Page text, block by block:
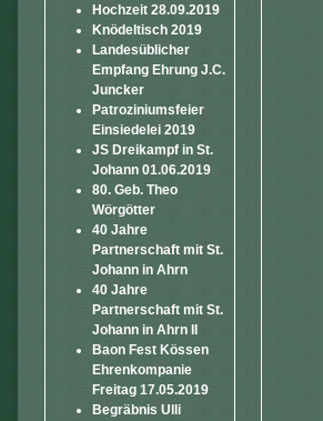
Hochzeit 28.09.2019
Knödeltisch 2019
Landesüblicher
Empfang Ehrung J.C.
Juncker
Patroziniumsfeier
Einsiedelei 2019
JS Dreikampf in St.
Johann 01.06.2019
80. Geb. Theo
Wörgötter
40 Jahre
Partnerschaft mit St.
Johann in Ahrn
40 Jahre
Partnerschaft mit St.
Johann in Ahrn II
Baon Fest Kössen
Ehrenkompanie
Freitag 17.05.2019
Begräbnis Ulli